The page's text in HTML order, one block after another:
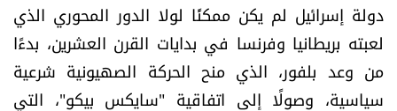
كاميرا
سجالات
دولة إسرائيل لم يكن ممكنًا لولا الدور المحوري الذي
لعبته بريطانيا وفرنسا في بدايات القرن العشرين، بدءًا
من وعد بلفور، الذي منح الحركة الصهيونية شرعية
سياسية، وصولًا إلى اتفاقية "سايكس بيكو"، التي